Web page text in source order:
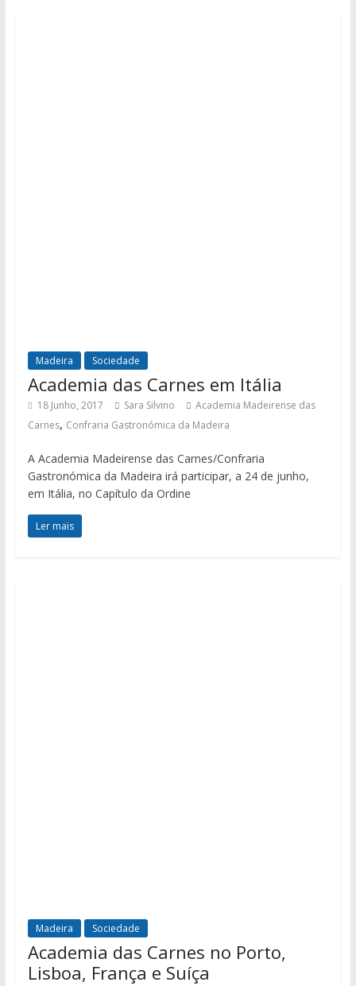
Madeira Sociedade
Academia das Carnes em Itália
18 Junho, 2017 Sara Silvino
Academia Madeirense das
Carnes, Confraria Gastronómica da Madeira
A Academia Madeirense das Carnes/Confraria
Gastronómica da Madeira irá participar, a 24 de junho,
em Itália, no Capítulo da Ordine
Ler mais
Madeira Sociedade
Academia das Carnes no Porto,
Lisboa, França e Suíça